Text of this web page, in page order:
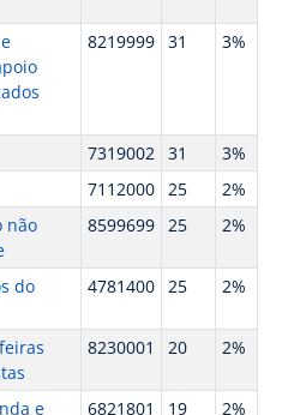
8219999 31 3%
7319002 31
3%
7112000 25
2%
não
8599699 25 2%
do
4781400 25 2%
8230001 20 2%
e
6821801 19 2%